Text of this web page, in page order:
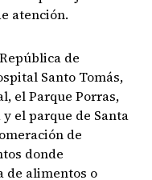
atención.
de
Santo Tomás,
el Parque Porras,
el parque de Santa
de
donde
de alimentos o